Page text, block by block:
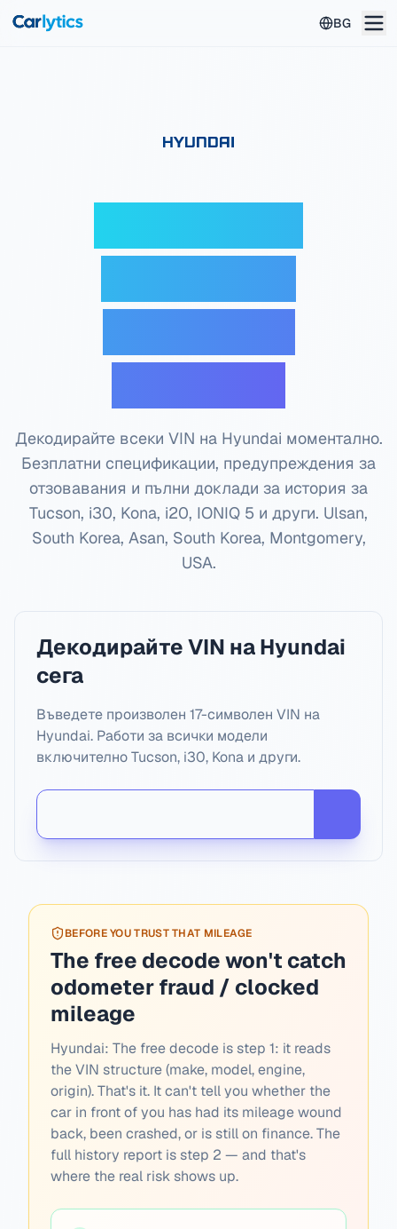
BG
Декодирайте всеки VIN на Hyundai моментално.
Безплатни спецификации, предупреждения за
отзовавания и пълни доклади за история за
Tucson, i30, Kona, i20, IONIQ 5 и други. Ulsan,
South Korea, Asan, South Korea, Montgomery,
USA.
Декодирайте VIN на Hyundai
сега
Въведете произволен 17-символен VIN на
Hyundai. Работи за всички модели
включително Tucson, i30, Kona и други.
BEFORE YOU TRUST THAT MILEAGE
The free decode won't catch
odometer fraud / clocked
mileage
Hyundai: The free decode is step 1: it reads
the VIN structure (make, model, engine,
origin). That's it. It can't tell you whether the
car in front of you has had its mileage wound
back, been crashed, or is still on finance. The
full history report is step 2 — and that's
where the real risk shows up.